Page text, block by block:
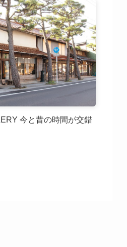
今と昔の時間が交錯